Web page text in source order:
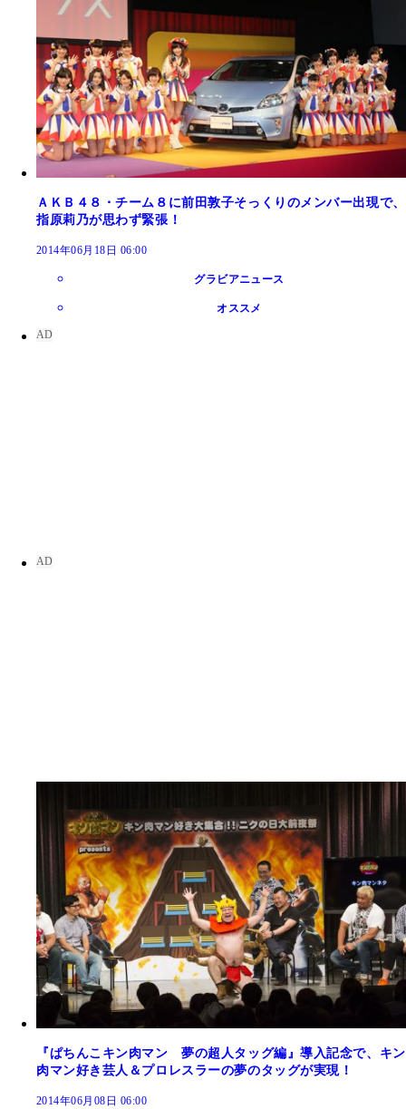
ＡＫＢ４８・チーム８に前田敦子そっくりのメンバー出現で、
指原莉乃が思わず緊張！
2014年06月18日 06:00
グラビアニュース
オススメ
『ぱちんこキン肉マン 夢の超人タッグ編』導入記念で、キン
肉マン好き芸人＆プロレスラーの夢のタッグが実現！
2014年06月08日 06:00